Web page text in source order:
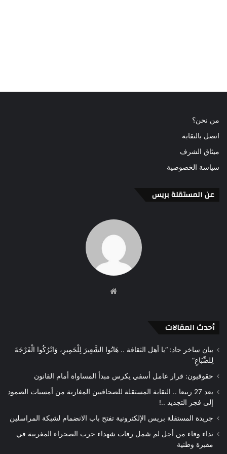
من نحن؟
اتصل بالنقابة
ميثاق الشرف
سياسة الخصوصية
عن المستقلة بريس
أحدث المقالات
بيان ساخر حاد: “يا أهل الثقافة .. هَاتُوا الشَّعِيرَ لِلْحَمِيرِ، وَاتْرُكُوا الْفَرْجَةَ
لِلضِّبَاعِ”
حقوقيون: قرار عامل أسفي يكرس مبدأ المساواة أمام القانون
بعد 27 ربيعا .. النقابة المستقلة للصحافيين المغاربة من أمسيات الصمود
إلى فجر التجديد ..!
جريدة المستقلة بريس الإلكترونية تفتح باب الانضمام لشبكة المراسلين
نداء وفاء من أجل لم شمل رفات شهداء حرب الصحراء المغربية في
مقبرة وطنية